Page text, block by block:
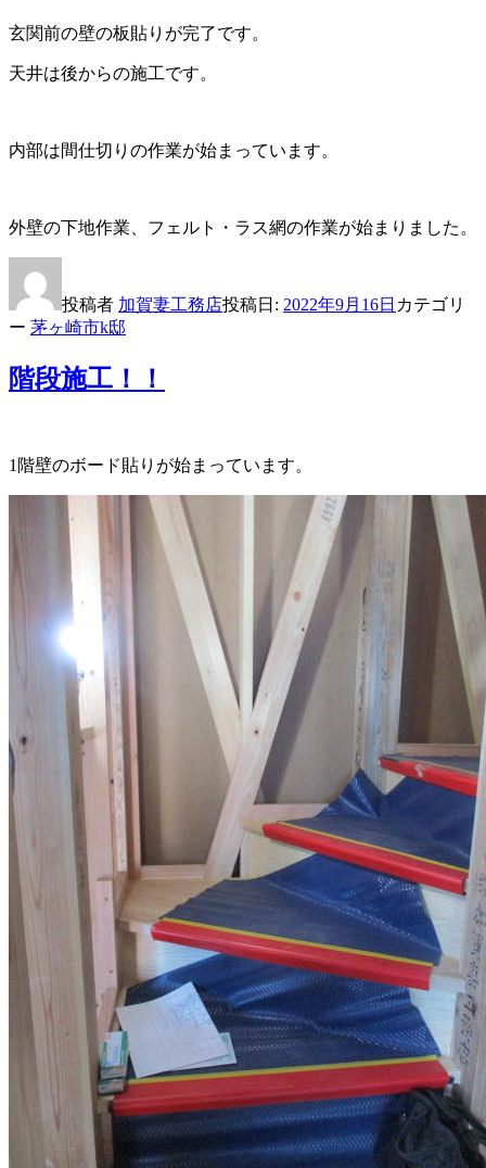
玄関前の壁の板貼りが完了です。
天井は後からの施工です。
内部は間仕切りの作業が始まっています。
外壁の下地作業、フェルト・ラス網の作業が始まりました。
投稿者 加賀妻工務店投稿日: 2022年9月16日 カテゴリ
ー 茅ヶ崎市k邸
階段施工！！
1階壁のボード貼りが始まっています。